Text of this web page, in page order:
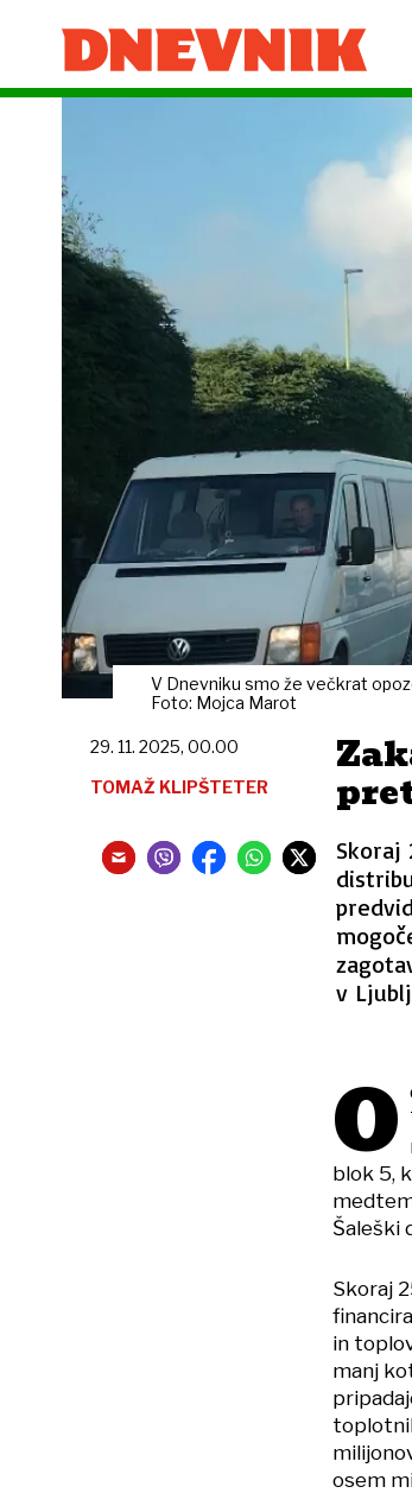
V Dnevniku smo že večkrat
Foto: Mojca Marot
Skoraj
v
29. 11. 2025, 00.00
TOMAŽ KLIPŠTETER
O
blok 5,
Šaleški
Skoraj
in
manj
osem